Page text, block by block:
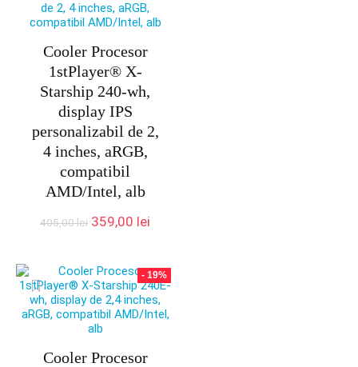
Cooler Procesor
1stPlayer® X-
Starship 240-wh,
display IPS
personalizabil de 2,
4 inches, aRGB,
compatibil
AMD/Intel, alb
405,00lei Prețul
fost:
405,00 lei.
359,00 lei
359,00 lei.
- 19%
Cooler Procesor